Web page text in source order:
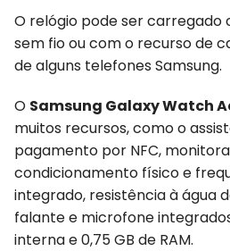
O relógio pode ser
sem fio ou com o recurso de
de alguns telefones Samsung.
O Samsung Galaxy Watch
muitos recursos, como o
pagamento por NFC,
condicionamento físico e
integrado, resistência à água
falante e microfone
interna e 0,75 GB de RAM.